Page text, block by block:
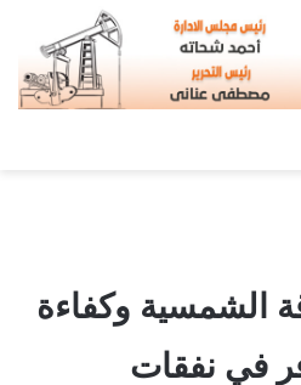
الشمسية وكفاءة
70% وفر في نفقات